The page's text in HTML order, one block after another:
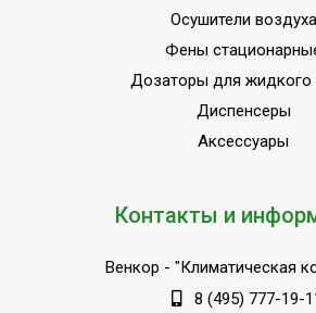
Осушители воздуха
Фены
Дозаторы для
Диспенсеры
Аксессуары
Контакты и
Венкор - "Климатическая
8 (495) 777-19-